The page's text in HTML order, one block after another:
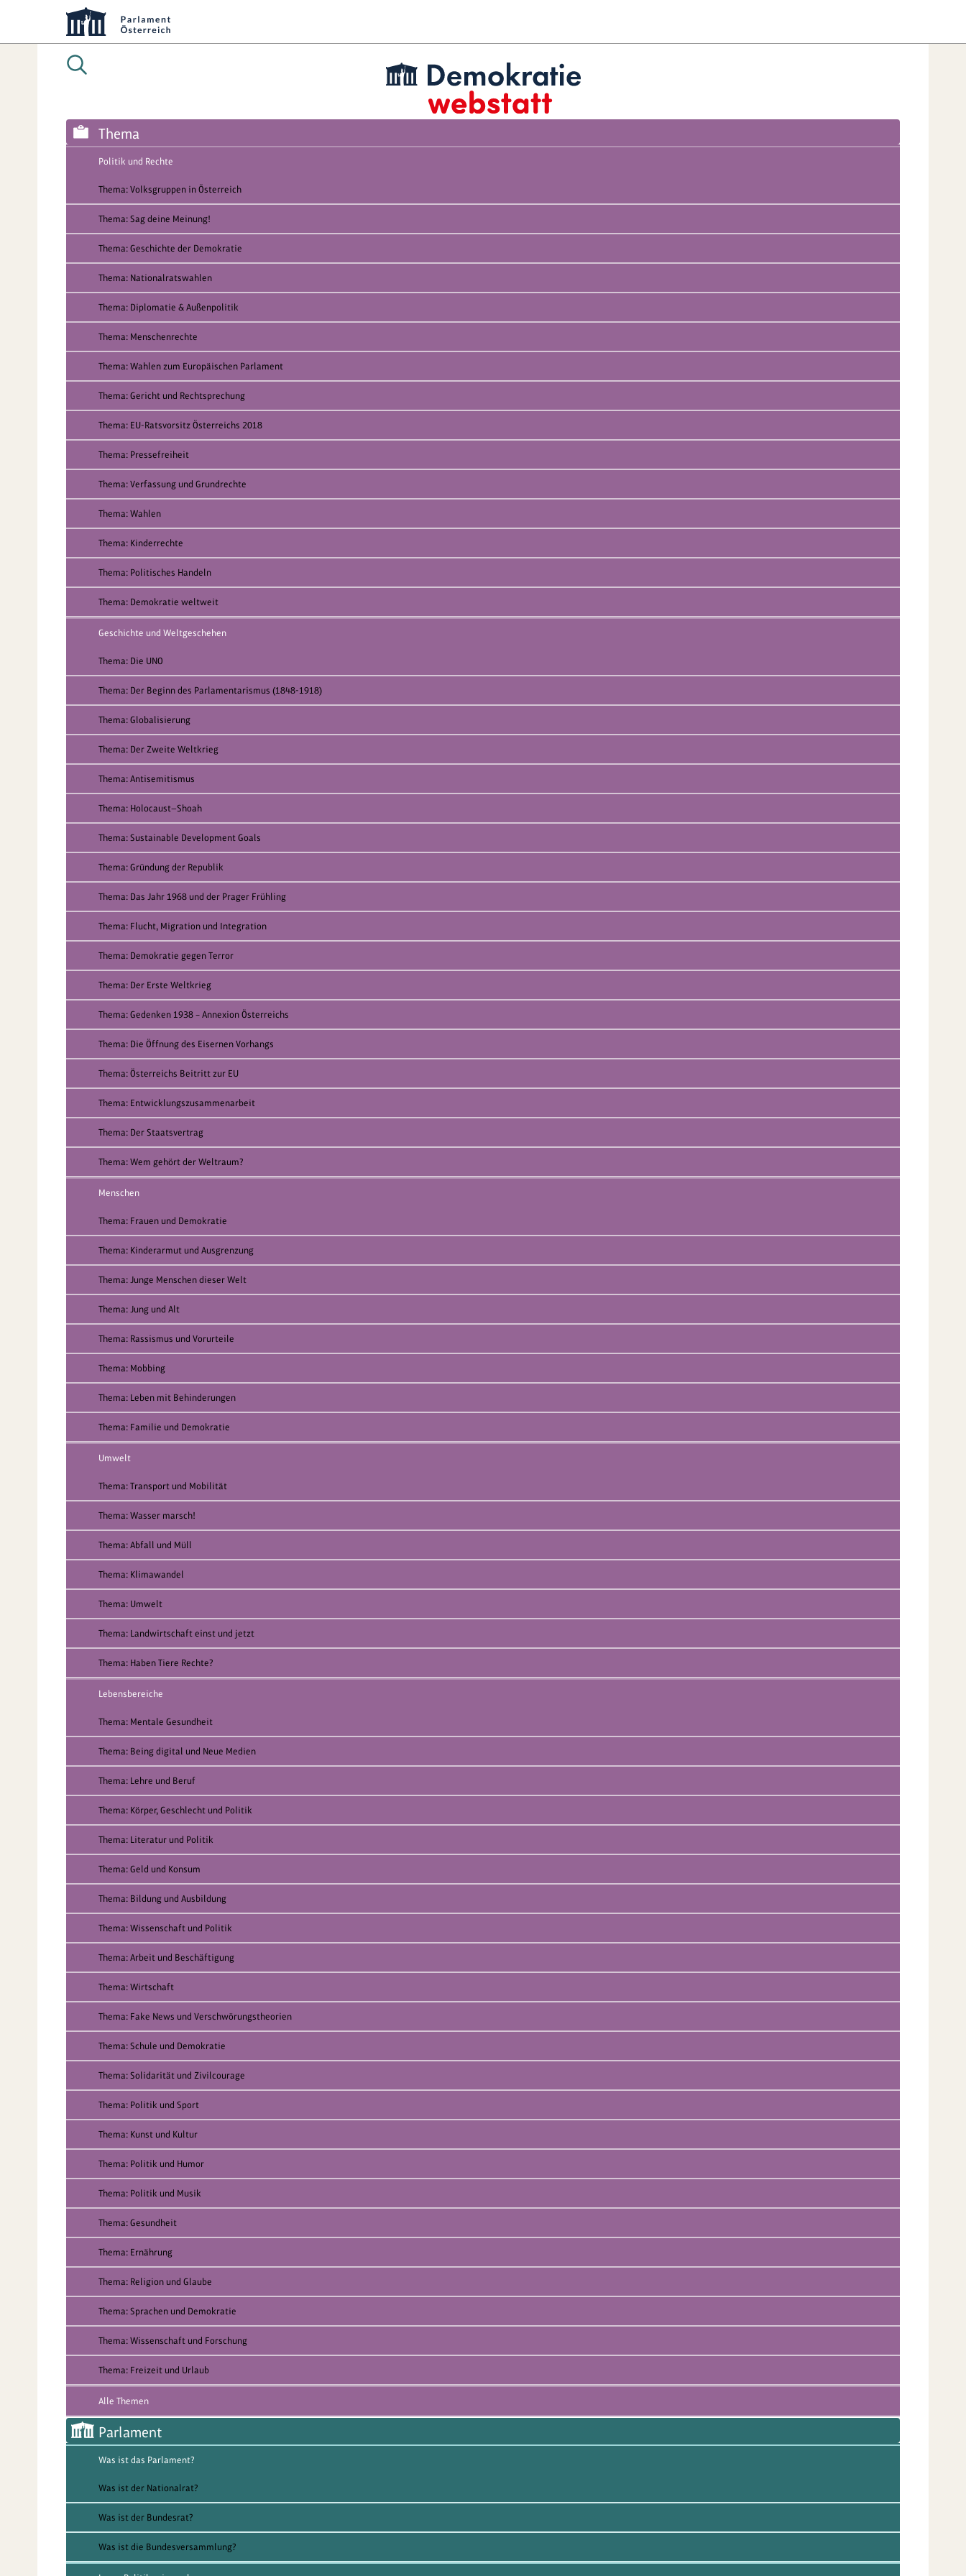
Thema
Politik und Rechte
Thema: Volksgruppen in Österreich
Thema: Sag deine Meinung!
Thema: Geschichte der Demokratie
Thema: Nationalratswahlen
Thema: Diplomatie & Außenpolitik
Thema: Menschenrechte
Thema: Wahlen zum Europäischen Parlament
Thema: Gericht und Rechtsprechung
Thema: EU-Ratsvorsitz Österreichs 2018
Thema: Pressefreiheit
Thema: Verfassung und Grundrechte
Thema: Wahlen
Thema: Kinderrechte
Thema: Politisches Handeln
Thema: Demokratie weltweit
Geschichte und Weltgeschehen
Thema: Die UNO
Thema: Der Beginn des Parlamentarismus (1848-1918)
Thema: Globalisierung
Thema: Der Zweite Weltkrieg
Thema: Antisemitismus
Thema: Holocaust—Shoah
Thema: Sustainable Development Goals
Thema: Gründung der Republik
Thema: Das Jahr 1968 und der Prager Frühling
Thema: Flucht, Migration und Integration
Thema: Demokratie gegen Terror
Thema: Der Erste Weltkrieg
Thema: Gedenken 1938 – Annexion Österreichs
Thema: Die Öffnung des Eisernen Vorhangs
Thema: Österreichs Beitritt zur EU
Thema: Entwicklungszusammenarbeit
Thema: Der Staatsvertrag
Thema: Wem gehört der Weltraum?
Menschen
Thema: Frauen und Demokratie
Thema: Kinderarmut und Ausgrenzung
Thema: Junge Menschen dieser Welt
Thema: Jung und Alt
Thema: Rassismus und Vorurteile
Thema: Mobbing
Thema: Leben mit Behinderungen
Thema: Familie und Demokratie
Umwelt
Thema: Transport und Mobilität
Thema: Wasser marsch!
Thema: Abfall und Müll
Thema: Klimawandel
Thema: Umwelt
Thema: Landwirtschaft einst und jetzt
Thema: Haben Tiere Rechte?
Lebensbereiche
Thema: Mentale Gesundheit
Thema: Being digital und Neue Medien
Thema: Lehre und Beruf
Thema: Körper, Geschlecht und Politik
Thema: Literatur und Politik
Thema: Geld und Konsum
Thema: Bildung und Ausbildung
Thema: Wissenschaft und Politik
Thema: Arbeit und Beschäftigung
Thema: Wirtschaft
Thema: Fake News und Verschwörungstheorien
Thema: Schule und Demokratie
Thema: Solidarität und Zivilcourage
Thema: Politik und Sport
Thema: Kunst und Kultur
Thema: Politik und Humor
Thema: Politik und Musik
Thema: Gesundheit
Thema: Ernährung
Thema: Religion und Glaube
Thema: Sprachen und Demokratie
Thema: Wissenschaft und Forschung
Thema: Freizeit und Urlaub
Alle Themen
Parlament
Was ist das Parlament?
Was ist der Nationalrat?
Was ist der Bundesrat?
Was ist die Bundesversammlung?